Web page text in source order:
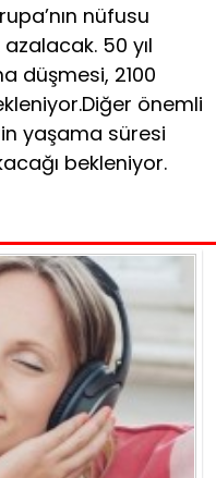
nüfusu
50 yıl
düşmesi, 2100
önemli
yaşama süresi
bekleniyor.